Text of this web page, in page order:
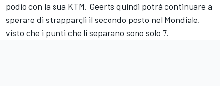
podio con la sua KTM. Geerts quindi potrà continuare a
sperare di strappargli il secondo posto nel Mondiale,
visto che i punti che li separano sono solo 7.